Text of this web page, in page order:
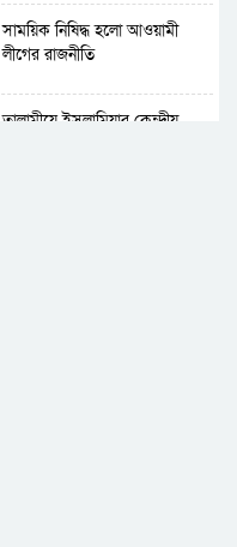
সাময়িক নিষিদ্ধ হলো আওয়ামী
লীগের রাজনীতি
‎তালামীযে ইসলামিয়ার কেন্দ্রীয়